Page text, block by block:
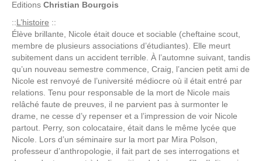
Editions Christian Bourgois
::L’histoire ::
Élève brillante, Nicole était douce et sociable (cheftaine scout,
membre de plusieurs associations d’étudiantes). Elle meurt
subitement dans un accident terrible. À l’automne suivant, tandis
qu’un nouveau semestre commence, Craig, l’ancien petit ami de
Nicole est renvoyé de l’université médiocre où il était entré par
relations. Tenu pour responsable de la mort de Nicole mais
relâché faute de preuves, il ne parvient pas à surmonter le
drame, ne cesse d’y repenser et a l’impression de voir Nicole
partout. Perry, son colocataire, était dans le même lycée que
Nicole. Lors d’un séminaire sur la mort par Mira Polson,
professeur d’anthropologie, il fait part de ses interrogations et